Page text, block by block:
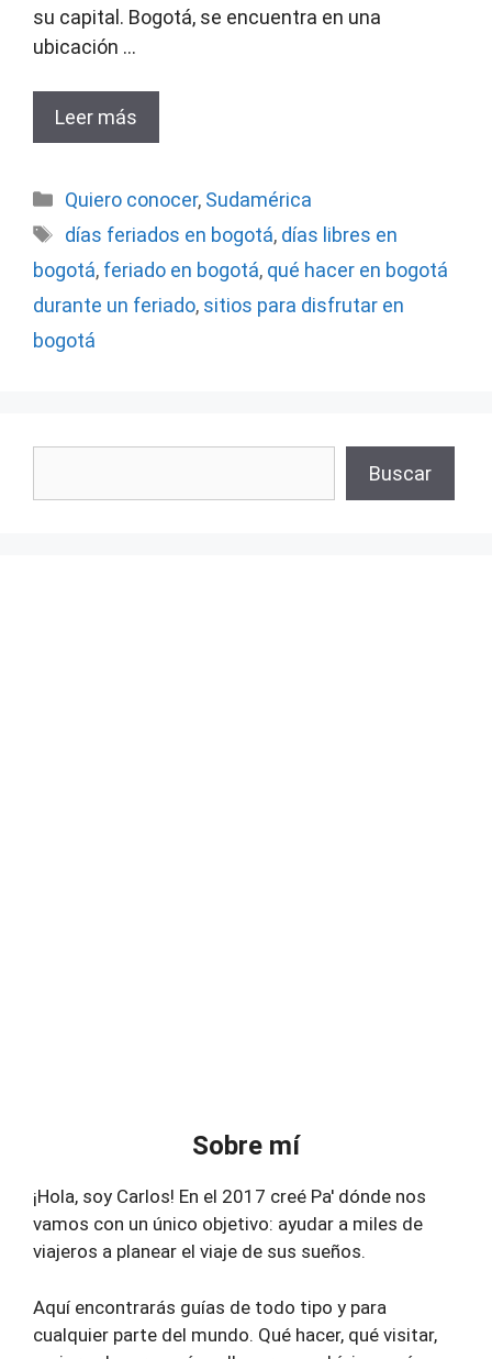
su capital. Bogotá, se encuentra en una
ubicación …
Leer más
Categorías
Quiero conocer, Sudamérica
Etiquetas
días feriados en bogotá, días libres en
bogotá, feriado en bogotá, qué hacer en bogotá
durante un feriado, sitios para disfrutar en
bogotá
Buscar
Sobre mí
¡Hola, soy Carlos! En el 2017 creé Pa' dónde nos
vamos con un único objetivo: ayudar a miles de
viajeros a planear el viaje de sus sueños.
Aquí encontrarás guías de todo tipo y para
cualquier parte del mundo. Qué hacer, qué visitar,